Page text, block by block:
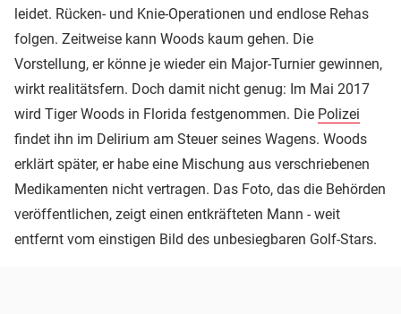
leidet. Rücken- und Knie-Operationen und endlose Rehas
folgen. Zeitweise kann Woods kaum gehen. Die
Vorstellung, er könne je wieder ein Major-Turnier gewinnen,
wirkt realitätsfern. Doch damit nicht genug: Im Mai 2017
wird Tiger Woods in Florida festgenommen. Die Polizei
findet ihn im Delirium am Steuer seines Wagens. Woods
erklärt später, er habe eine Mischung aus verschriebenen
Medikamenten nicht vertragen. Das Foto, das die Behörden
veröffentlichen, zeigt einen entkräfteten Mann - weit
entfernt vom einstigen Bild des unbesiegbaren Golf-Stars.